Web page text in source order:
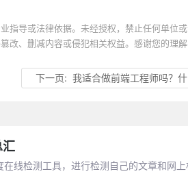
指导或法律依据。未经授权，禁止任何单位
、删减内容或侵犯相关权益。感谢您的理解
下一页: 我适合做前端工程师吗？什么
线检测工具，进行检测自己的文章和网